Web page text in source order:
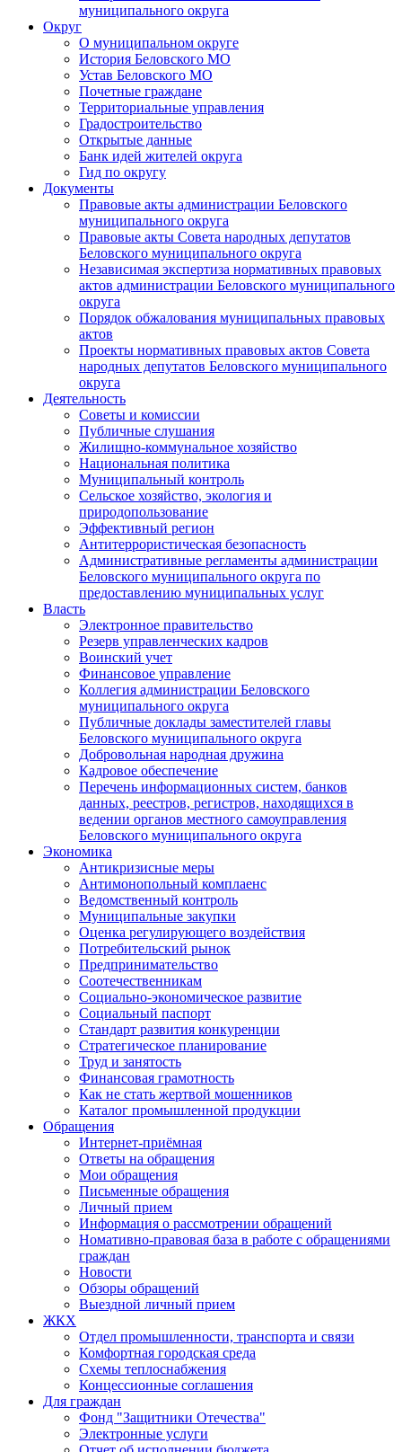
муниципального округа
Округ
О муниципальном округе
История Беловского МО
Устав Беловского МО
Почетные граждане
Территориальные управления
Градостроительство
Открытые данные
Банк идей жителей округа
Гид по округу
Документы
Правовые акты администрации Беловского
муниципального округа
Правовые акты Совета народных депутатов
Беловского муниципального округа
Независимая экспертиза нормативных правовых
актов администрации Беловского муниципального
округа
Порядок обжалования муниципальных правовых
актов
Проекты нормативных правовых актов Совета
народных депутатов Беловского муниципального
округа
Деятельность
Советы и комиссии
Публичные слушания
Жилищно-коммунальное хозяйство
Национальная политика
Муниципальный контроль
Сельское хозяйство, экология и
природопользование
Эффективный регион
Антитеррористическая безопасность
Административные регламенты администрации
Беловского муниципального округа по
предоставлению муниципальных услуг
Власть
Электронное правительство
Резерв управленческих кадров
Воинский учет
Финансовое управление
Коллегия администрации Беловского
муниципального округа
Публичные доклады заместителей главы
Беловского муниципального округа
Добровольная народная дружина
Кадровое обеспечение
Перечень информационных систем, банков
данных, реестров, регистров, находящихся в
ведении органов местного самоуправления
Беловского муниципального округа
Экономика
Антикризисные меры
Антимонопольный комплаенс
Ведомственный контроль
Муниципальные закупки
Оценка регулирующего воздействия
Потребительский рынок
Предпринимательство
Соотечественникам
Социально-экономическое развитие
Социальный паспорт
Стандарт развития конкуренции
Стратегическое планирование
Труд и занятость
Финансовая грамотность
Как не стать жертвой мошенников
Каталог промышленной продукции
Обращения
Интернет-приёмная
Ответы на обращения
Мои обращения
Письменные обращения
Личный прием
Информация о рассмотрении обращений
Номативно-правовая база в работе с обращениями
граждан
Новости
Обзоры обращений
Выездной личный прием
ЖКХ
Отдел промышленности, транспорта и связи
Комфортная городская среда
Схемы теплоснабжения
Концессионные соглашения
Для граждан
Фонд "Защитники Отечества"
Электронные услуги